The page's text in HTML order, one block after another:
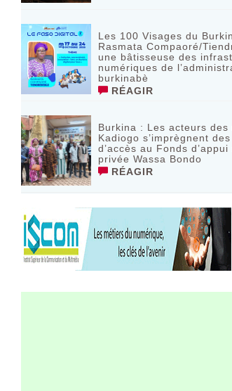
Les 100 Visages du
Rasmata Compaoré/
une bâtisseuse des
numériques de
burkinabè
RÉAGIR
Burkina : Les acteurs des
Kadiogo s’imprègnent
d’accès au Fonds
privée Wassa Bondo
RÉAGIR